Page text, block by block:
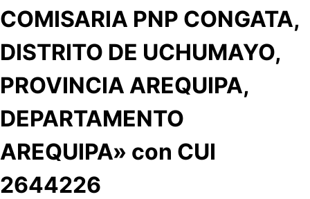
COMISARIA PNP CONGATA,
DISTRITO DE UCHUMAYO,
PROVINCIA AREQUIPA,
DEPARTAMENTO
AREQUIPA» con CUI
2644226